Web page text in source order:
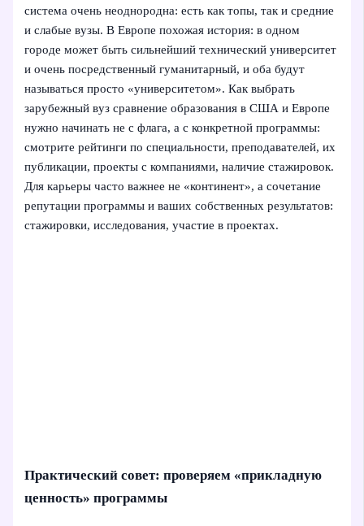
система очень неоднородна: есть как топы, так и средние
и слабые вузы. В Европе похожая история: в одном
городе может быть сильнейший технический университет
и очень посредственный гуманитарный, и оба будут
называться просто «университетом». Как выбрать
зарубежный вуз сравнение образования в США и Европе
нужно начинать не с флага, а с конкретной программы:
смотрите рейтинги по специальности, преподавателей, их
публикации, проекты с компаниями, наличие стажировок.
Для карьеры часто важнее не «континент», а сочетание
репутации программы и ваших собственных результатов:
стажировки, исследования, участие в проектах.
Практический совет: проверяем «прикладную
ценность» программы